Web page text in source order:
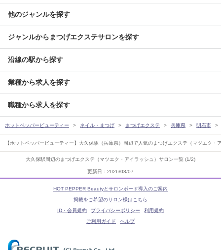
大久保駅周辺のまつげエクステ（マツエク・アイラッシュ）サロン一覧 (1/2)
更新日：2026/08/07
他のジャンルを探す
ジャンルからまつげエクステサロンを探す
沿線の駅から探す
業種から求人を探す
職種から求人を探す
ホットペッパービューティー ネイル・まつげ まつげエクステ 兵庫県 明石市
【ホットペッパービューティー】大久保駅（兵庫県）周辺で人気のまつげエクステ（マツエク
HOT PEPPER Beautyとサロンボード導入のご案内
掲載をご希望のサロン様はこちら
ID・会員規約
プライバシーポリシー
利用規約
ご利用ガイド
ヘルプ